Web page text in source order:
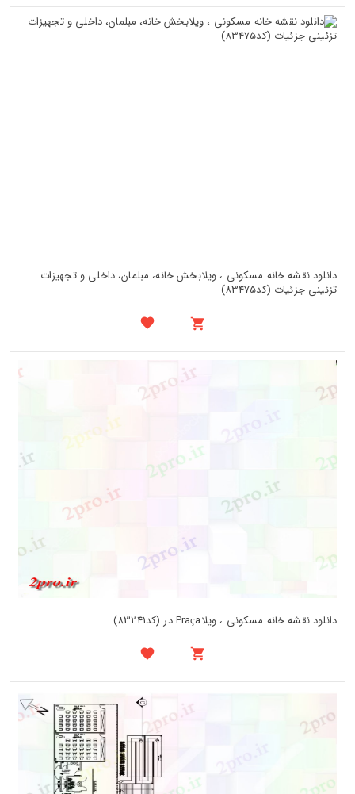
دانلود نقشه خانه مسکونی ، ویلابخش خانه، مبلمان، داخلی و تجهیزات
تزئینی جزئیات (کد83475)
دانلود نقشه خانه مسکونی ، ویلاPraça در (کد83241)